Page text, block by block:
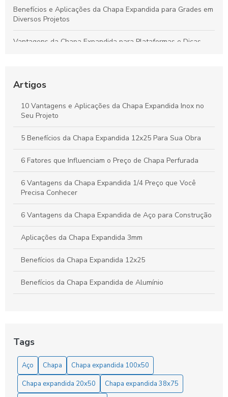
Benefícios e Aplicações da Chapa Expandida para Grades em
Diversos Projetos
Vantagens da Chapa Expandida para Plataformas e Dicas
Benefícios e Usos Fundamentais
Chapa Expandida: Ideias Criativas e Soluções Eficientes para
Seus Projetos
Vantagens da Chapa Perfurada de 6mm para Aplicações
Industriais e Criativas
Artigos
10 Vantagens e Aplicações da Chapa Expandida Inox no
Seu Projeto
5 Benefícios da Chapa Expandida 12x25 Para Sua Obra
6 Fatores que Influenciam o Preço de Chapa Perfurada
6 Vantagens da Chapa Expandida 1/4 Preço que Você
Precisa Conhecer
6 Vantagens da Chapa Expandida de Aço para Construção
Aplicações da Chapa Expandida 3mm
Benefícios da Chapa Expandida 12x25
Benefícios da Chapa Expandida de Alumínio
Benefícios e Aplicações da Chapa Expandida para Grades
em Diversos Projetos
Chapa de Alumínio Expandida: Benefícios e Aplicações
Tags
Aço Chapa
Chapa expandida 100x50
Chapa expandida 20x50
Chapa expandida 38x75